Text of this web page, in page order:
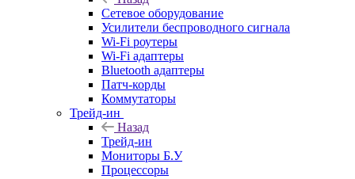
Сетевое оборудование
Усилители беспроводного сигнала
Wi-Fi роутеры
Wi-Fi адаптеры
Bluetooth адаптеры
Патч-корды
Коммутаторы
Трейд-ин
Назад
Трейд-ин
Мониторы Б.У
Процессоры